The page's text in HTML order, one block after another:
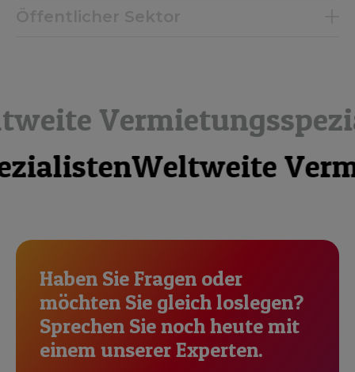
Haben Sie Fragen oder
möchten Sie gleich loslegen?
Sprechen Sie noch heute mit
einem unserer Experten.